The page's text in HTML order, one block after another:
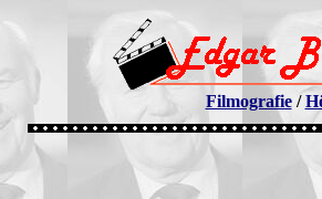
Filmografie/